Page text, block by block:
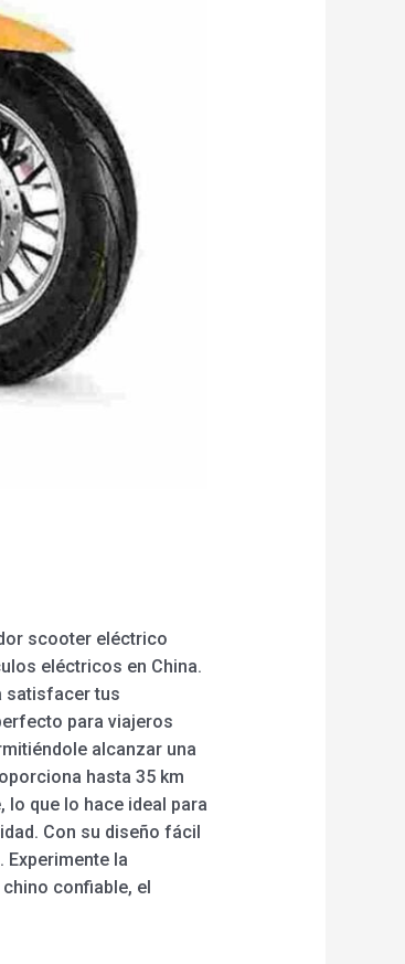
scooter eléctrico
eléctricos en China.
satisfacer tus
para viajeros
alcanzar una
hasta 35 km
que lo hace ideal para
Con su diseño fácil
la
confiable, el